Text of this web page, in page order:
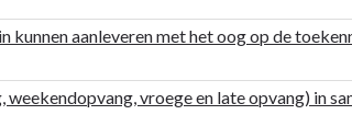
aanleveren met het oog op de
vroege en late opvang) in